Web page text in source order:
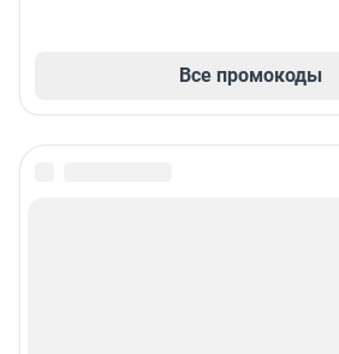
Все промокоды